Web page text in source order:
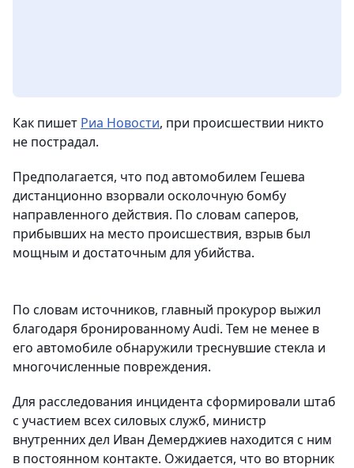
Как пишет Риа Новости, при происшествии никто
не пострадал.
Предполагается, что под автомобилем Гешева
дистанционно взорвали осколочную бомбу
направленного действия. По словам саперов,
прибывших на место происшествия, взрыв был
мощным и достаточным для убийства.
По словам источников, главный прокурор выжил
благодаря бронированному Audi. Тем не менее в
его автомобиле обнаружили треснувшие стекла и
многочисленные повреждения.
Для расследования инцидента сформировали штаб
с участием всех силовых служб, министр
внутренних дел Иван Демерджиев находится с ним
в постоянном контакте. Ожидается, что во вторник